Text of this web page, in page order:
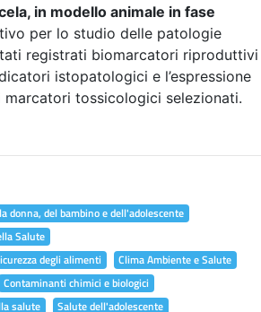
in modello animale in fase
per lo studio delle patologie
registrati biomarcatori riproduttivi
istopatologici e l’espressione
marcatori tossicologici selezionati.
donna, del bambino e dell'adolescente
Salute
degli alimenti
Clima Ambiente e Salute
Contaminanti chimici e biologici
salute
Salute dell'adolescente